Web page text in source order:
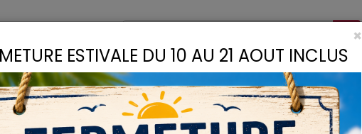
LIANTS COLLES DROGUERIE
×
ESTIVALE DU 10 AU 21 AOUT INCLUS